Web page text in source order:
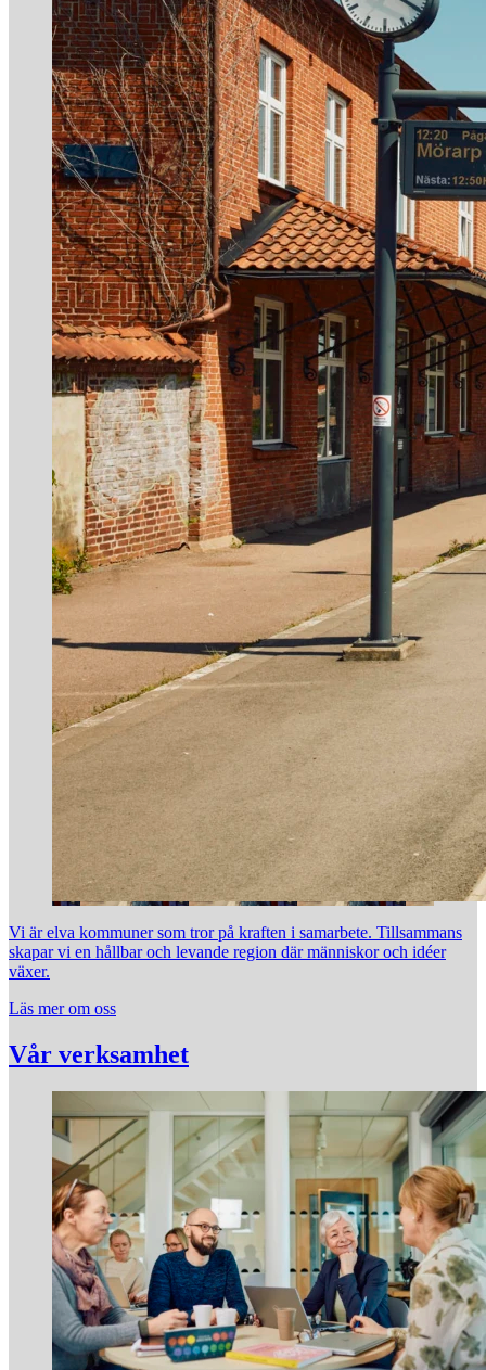
Vi är elva kommuner som tror på kraften i samarbete. Tillsammans
skapar vi en hållbar och levande region där människor och idéer
växer.
Läs mer om oss
Vår verksamhet